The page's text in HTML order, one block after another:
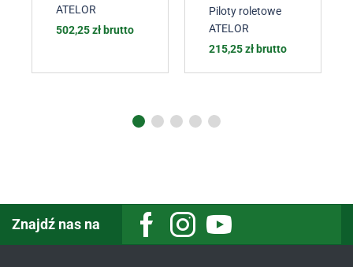
ATELOR
502,25zł brutto
Piloty roletowe
ATELOR
215,25zł brutto
Znajdź nas na